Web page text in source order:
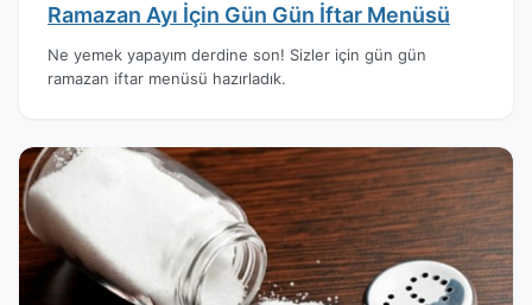
Ramazan Ayı İçin Gün Gün İftar Menüsü
Ne yemek yapayım derdine son! Sizler için gün gün
ramazan iftar menüsü hazırladık.